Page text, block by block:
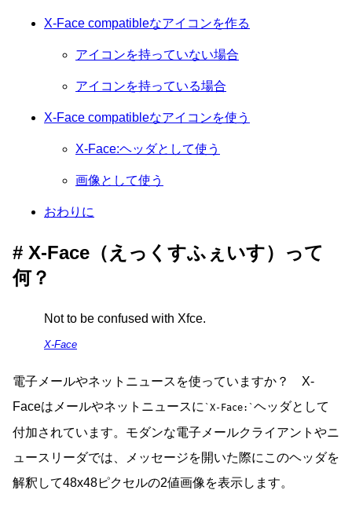
X-Face compatibleなアイコンを作る
アイコンを持っていない場合
アイコンを持っている場合
X-Face compatibleなアイコンを使う
X-Face:ヘッダとして使う
画像として使う
おわりに
X-Face（えっくすふぇいす）って
何？
Not to be confused with Xfce.
X-Face
電子メールやネットニュースを使っていますか？ X-
Faceはメールやネットニュースに
X-Face:
ヘッダとして
付加されています。モダンな電子メールクライアントやニ
ュースリーダでは、メッセージを開いた際にこのヘッダを
解釈して48x48ピクセルの2値画像を表示します。